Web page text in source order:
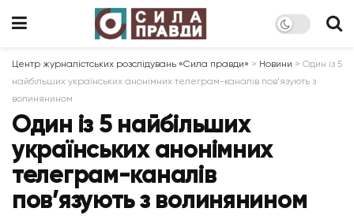
Центр журналістських розслідувань «Сила правди» > Новини > Один із 5
найбільших українських анонімних телеграм-каналів пов’язують з
волинянином
Один із 5 найбільших
українських анонімних
телеграм-каналів
пов’язують з волинянином